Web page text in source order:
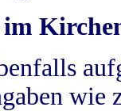
im
wie